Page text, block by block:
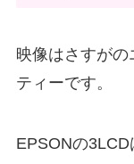
映像はさすがの
ティーです。
EPSONの